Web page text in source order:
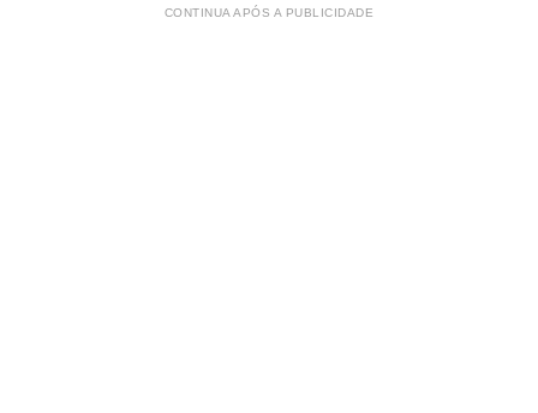
CONTINUA APÓS A PUBLICIDADE